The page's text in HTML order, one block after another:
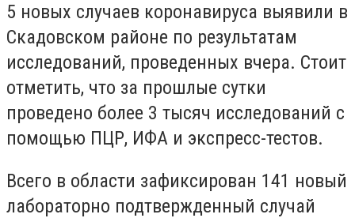
5 новых случаев коронавируса выявили в
Скадовском районе по результатам
исследований, проведенных вчера. Стоит
отметить, что за прошлые сутки
проведено более 3 тысяч исследований с
помощью ПЦР, ИФА и экспресс-тестов.
Всего в области зафиксирован 141 новый
лабораторно подтвержденный случай